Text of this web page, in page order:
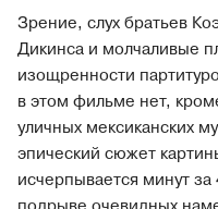
Зрение, слух братьев
Дикинса и молчаливые
изощренности
в этом фильме нет,
уличных мексиканских
эпический сюжет
исчерпывается минут